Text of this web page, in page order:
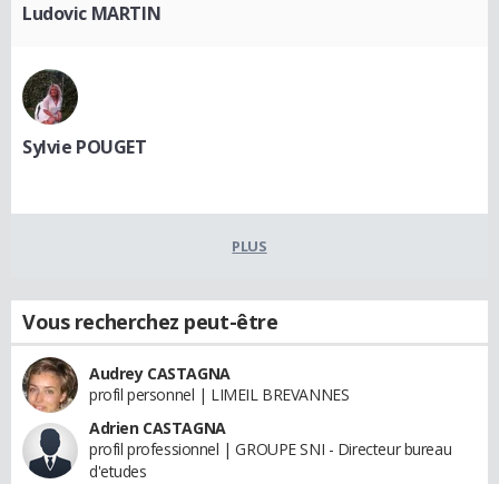
Ludovic MARTIN
Sylvie POUGET
PLUS
Vous recherchez peut-être
Audrey CASTAGNA
profil personnel | LIMEIL BREVANNES
Adrien CASTAGNA
profil professionnel | GROUPE SNI - Directeur bureau
d'etudes